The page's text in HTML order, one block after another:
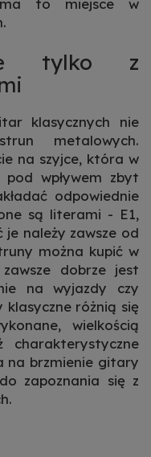
ma to miejsce w
tylko z
klasycznych nie
metalowych.
na szyjce, która w
pod wpływem zbyt
odpowiednie
są literami - E1,
je należy zawsze od
można kupić w
dobrze jest
na wyjazdy czy
różnią się
wielkością
na brzmienie gitary
zapoznania się z